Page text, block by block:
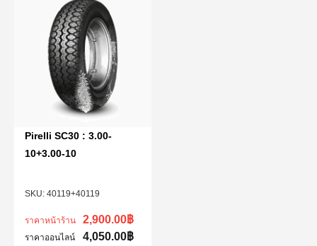
40119+40119
Pirelli SC30 : 3.00-
10+3.00-10
ราคาหน้าร้าน 2,900.00฿
ราคาออนไลน์ 4,050.00฿